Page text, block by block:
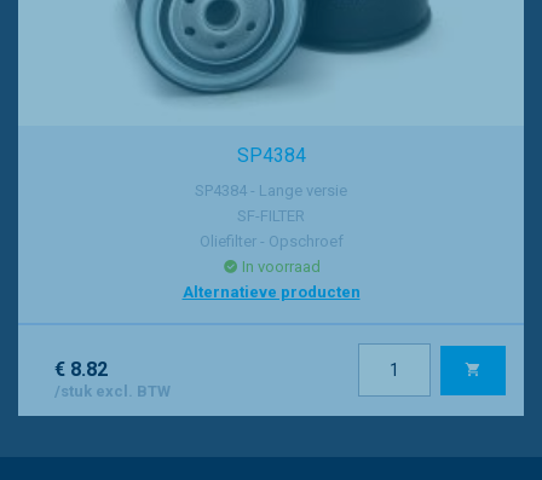
SP4384
SP4384 - Lange versie
SF-FILTER
Oliefilter - Opschroef
In voorraad
Alternatieve producten
€ 8.82
/stuk excl. BTW